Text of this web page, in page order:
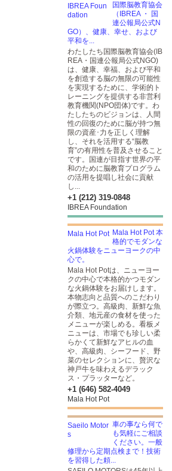
国際脳教育協会
（IBREA ・ 国
連公報局公式N
GO）、健康、幸せ、および
平和を...
わたしたち国際脳教育協会(IB
REA・国連公報局公式NGO)
は、健康、幸福、および平和
を創造する脳の無限の可能性
を実現するために、学術的ト
レーニングを提供する非営利
教育機関(NPO団体)です。わ
たしたちのビジョンは、人間
性の回復のために脳が持つ無
限の資産･力を正しく理解
し、それを活用する“脳教
育”の有用性を普及させること
です。国連が目指す世界の平
和のために脳教育プログラム
の活用を提唱し社会に貢献
し...
+1 (212) 319-0848
IBREA Foundation
Mala Hot Pot 本
格的でモダンな
火鍋体験をニューヨークの中
心で。
Mala Hot Potは、ニューヨー
クの中心で本格的かつモダン
な火鍋体験をお届けします。
本物志向と品質へのこだわり
が際立つ。高級肉、新鮮な魚
介類、地元産の食材を使った
メニューが楽しめる。看板メ
ニューは、市場でも珍しい柔
らかくて新鮮なアヒルの血
や、高級肉、シーフード、野
菜のセレクションに、贅沢な
神戸牛を味わえるデラック
ス・プラッターなど。
+1 (646) 582-4049
Mala Hot Pot
車の事なら何で
も気軽にご相談
ください。一般
修理から定期点検まで！技術
を習得した頼...